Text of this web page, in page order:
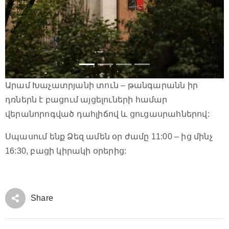
Արամ Խաչատրյանի տուն – թանգարանն իր
դռներն է բացում այցելուների համար
վերանորոգված դահլիճով և ցուցասրահներով:
Սպասում ենք Ձեզ ամեն օր ժամը 11:00 – ից մինչ
16:30, բացի կիրակի օրերից:
Share